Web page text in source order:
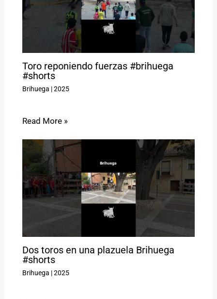
Toro reponiendo fuerzas #brihuega
#shorts
Brihuega |2025
Read More »
Dos toros en una plazuela Brihuega
#shorts
Brihuega |2025